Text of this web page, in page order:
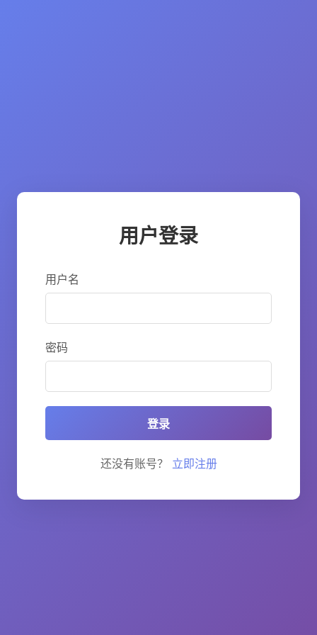
用户登录
用户名
密码
登录
还没有账号？ 立即注册